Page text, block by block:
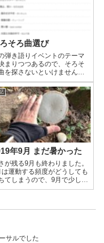
そろ曲選び
弾き語りイベントのテーマ
まりつつあるので、そろそ
を探さないといけません。
となる曲はいつもよりかな
いと思うので、自分なりに
込まないといけません。い
のことですが、曲選びが一
間がかかってると思いま
年9月 まだ暑かった
が残る9月も終わりました。
は運動する頻度がどうしても
てしまうので、9月で少しは
返そうとしたのですが…運
サルでした